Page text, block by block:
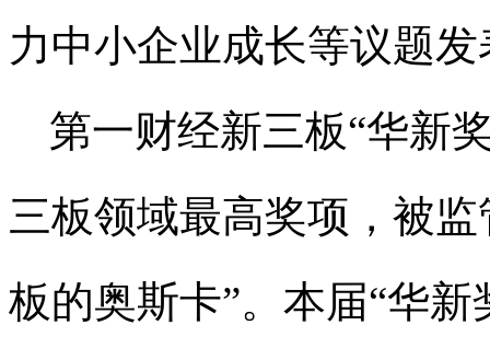
力中小企业成长等议题
第一财经新三板“华新
三板领域最高奖项，被
板的奥斯卡”。本届“华